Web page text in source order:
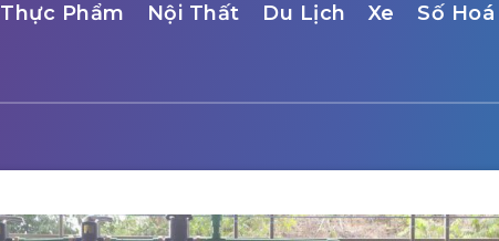
Thực Phẩm Nội Thất Du Lịch Xe Số Hoá